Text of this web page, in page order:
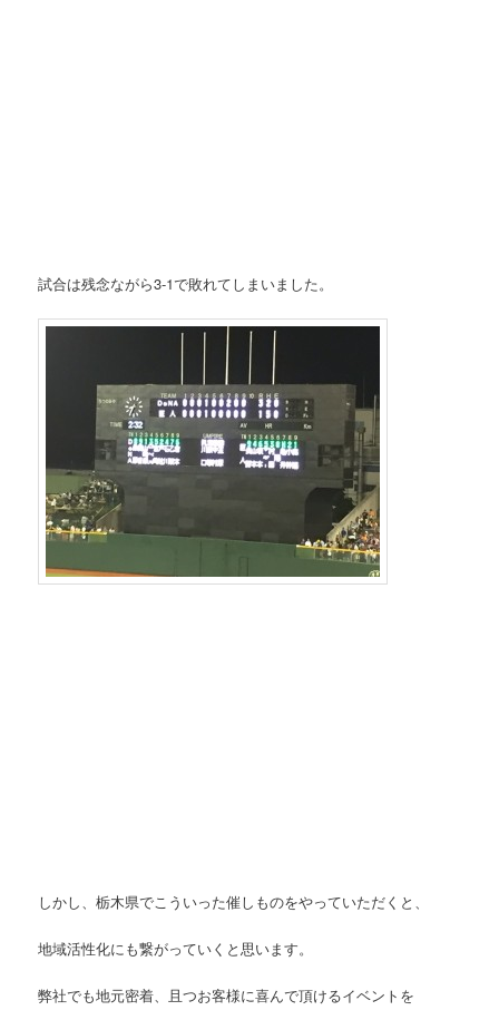
試合は残念ながら3-1で敗れてしまいました。
しかし、栃木県でこういった催しものをやっていただくと、
地域活性化にも繋がっていくと思います。
弊社でも地元密着、且つお客様に喜んで頂けるイベントを